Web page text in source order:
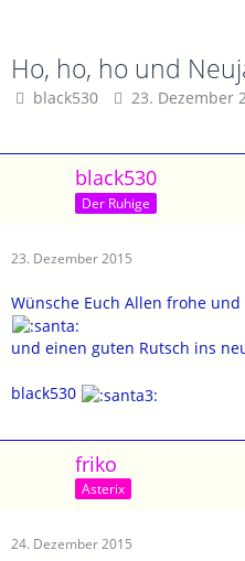
Ho, ho, ho und
black530 23. Dezember
black530
Der Ruhige
23. Dezember 2015
Wünsche Euch Allen frohe
und einen guten Rutsch ins
black530
friko
Asterix
24. Dezember 2015